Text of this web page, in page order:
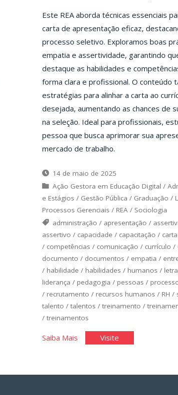
Este REA aborda técnicas essenciais
carta de apresentação eficaz,
processo seletivo. Exploramos boas
empatia e assertividade, garantindo
destaque as habilidades e
forma clara e profissional. O conteúdo
estratégias para alinhar a carta ao
desejada, aumentando as chances de
na seleção. Ideal para profissionais,
pessoa que busca aprimorar sua
mercado de trabalho.
14 de maio de 2025
Ação Gestora em Educação Digital /
e Estágios / Gestão Pública / Graduação /
Processos Gerenciais / REA/ Sociologia
administração / apresentação /
assertivo / capacidade / capacitação / carta
/ competências / comunicação / currículo /
documento / documentos / empatia /
/ habilidade / habilidades / humanos /
liderança / pedagogia / pessoas /
/ recrutamento / recursos humanos / RH /
talento / talentos / treinamento /
/ treinamentos
Saiba Mais"Escrevendo
de
Visite"Escrevendo
de